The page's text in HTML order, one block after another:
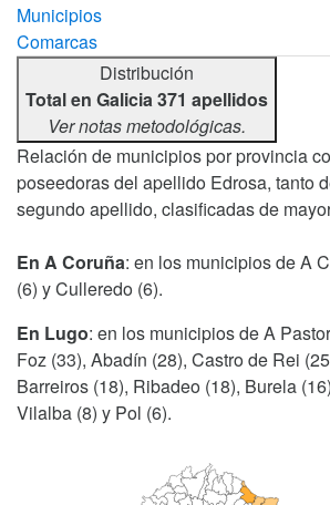
Municipios
Comarcas
Distribución
Total en Galicia 371 apellidos
Ver notas metodológicas.
Relación de municipios por provincia
poseedoras del apellido Edrosa, tanto
segundo apellido, clasificadas de
En A Coruña: en los municipios de A
(6) y Culleredo (6).
En Lugo: en los municipios de A
Foz (33), Abadín (28), Castro de Rei
Barreiros (18), Ribadeo (18), Burela
Vilalba (8) y Pol (6).